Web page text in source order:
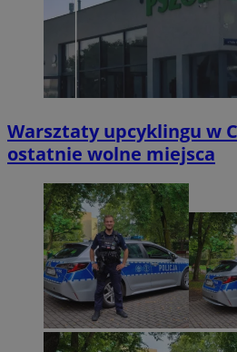
Warsztaty upcyklingu w
ostatnie wolne miejsca